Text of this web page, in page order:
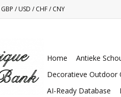
GBP /USD /CHF/CNY
Home Antieke
Decoratieve Outdoor
AI-Ready Database